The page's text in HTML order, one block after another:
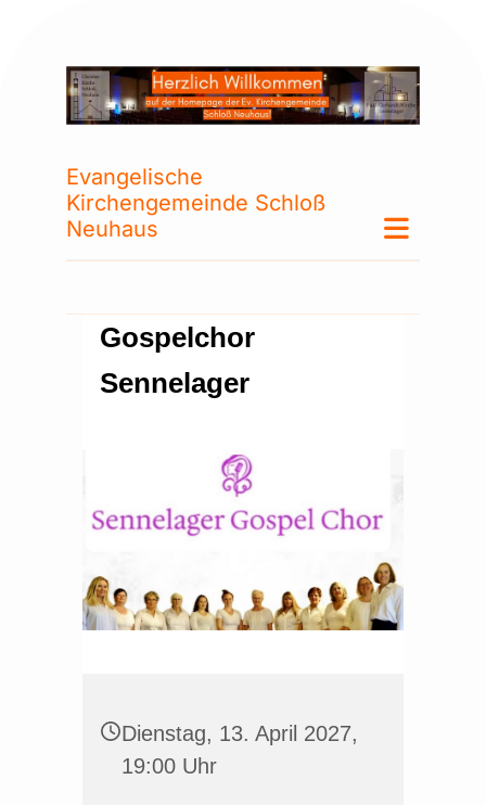
Evangelische
Kirchengemeinde Schloß
Neuhaus
Gospelchor
Sennelager
Dienstag, 13. April 2027,
19:00 Uhr